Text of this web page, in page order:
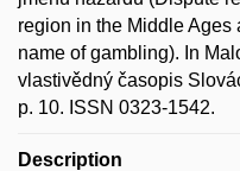
region in the Middle Ages
name of gambling). In
vlastivědný časopis
p. 10. ISSN 0323-1542.
Description